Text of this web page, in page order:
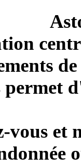
permet
vous et